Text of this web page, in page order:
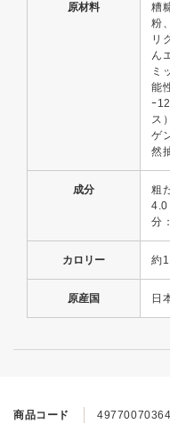
商品コード
原材料
糟
粉
リ
ん
ミ
能
ｰ
ス
ゲ
然
成分
粗
4.0
分
カロリー 約
原産国 日